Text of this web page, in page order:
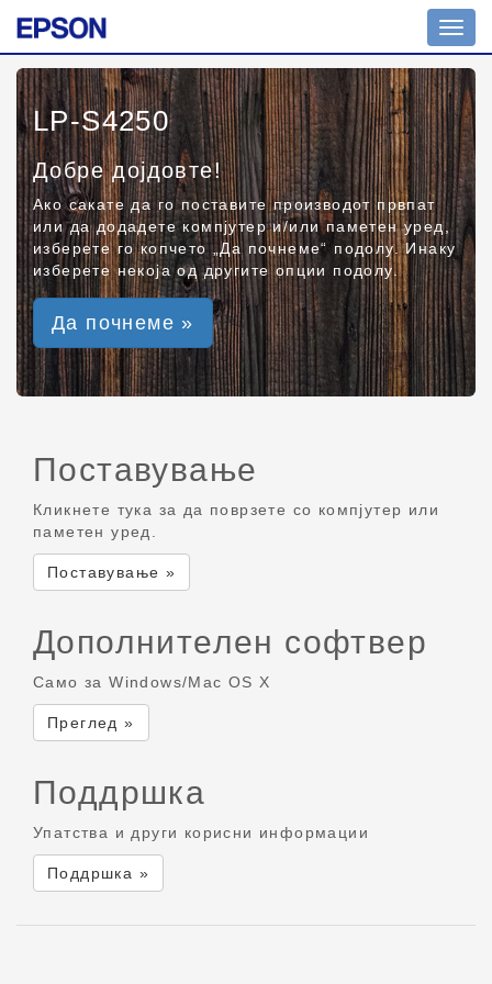
LP-S4250
Добре дојдовте!
Ако сакате да го поставите производот првпат
или да додадете компјутер и/или паметен уред,
изберете го копчето „Да почнеме“ подолу. Инаку
изберете некоја од другите опции подолу.
Да почнеме »
Поставување
Кликнете тука за да поврзете со компјутер или
паметен уред.
Поставување »
Дополнителен софтвер
Само за Windows/Mac OS X
Преглед »
Поддршка
Упатства и други корисни информации
Поддршка »